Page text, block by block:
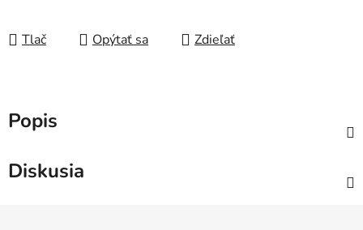
Tlač Opýtať sa Zdieľať
Popis
Diskusia